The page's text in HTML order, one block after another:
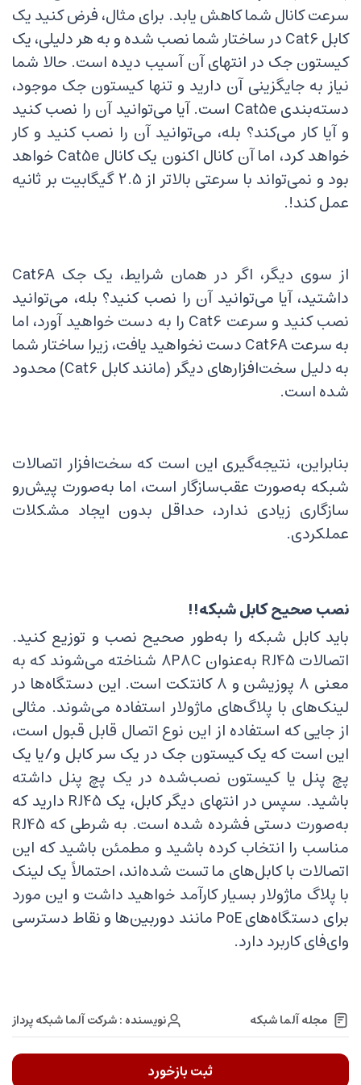
سرعت کانال شما کاهش یابد. برای مثال، فرض کنید یک
کابل Cat6 در ساختار شما نصب شده و به هر دلیلی، یک
کیستون جک در انتهای آن آسیب دیده است. حالا شما
نیاز به جایگزینی آن دارید و تنها کیستون جک موجود،
دسته‌بندی Cat5e است. آیا می‌توانید آن را نصب کنید
و آیا کار می‌کند؟ بله، می‌توانید آن را نصب کنید و کار
خواهد کرد، اما آن کانال اکنون یک کانال Cat5e خواهد
بود و نمی‌تواند با سرعتی بالاتر از 2.5 گیگابیت بر ثانیه
عمل کند!.
از سوی دیگر، اگر در همان شرایط، یک جک Cat6A
داشتید، آیا می‌توانید آن را نصب کنید؟ بله، می‌توانید
نصب کنید و سرعت Cat6 را به دست خواهید آورد، اما
به سرعت Cat6A دست نخواهید یافت، زیرا ساختار شما
به دلیل سخت‌افزارهای دیگر (مانند کابل Cat6) محدود
شده است.
بنابراین، نتیجه‌گیری این است که سخت‌افزار اتصالات
شبکه به‌صورت عقب‌سازگار است، اما به‌صورت پیش‌رو
سازگاری زیادی ندارد، حداقل بدون ایجاد مشکلات
عملکردی.
نصب صحیح کابل شبکه!!
باید کابل شبکه را به‌طور صحیح نصب و توزیع کنید.
اتصالات RJ45 به‌عنوان 8P8C شناخته می‌شوند که به
معنی 8 پوزیشن و 8 کانتکت است. این دستگاه‌ها در
لینک‌های با پلاگ‌های ماژولار استفاده می‌شوند. مثالی
از جایی که استفاده از این نوع اتصال قابل قبول است،
این است که یک کیستون جک در یک سر کابل و/یا یک
پچ پنل یا کیستون نصب‌شده در یک پچ پنل داشته
باشید. سپس در انتهای دیگر کابل، یک RJ45 دارید که
به‌صورت دستی فشرده شده است. به شرطی که RJ45
مناسب را انتخاب کرده باشید و مطمئن باشید که این
اتصالات با کابل‌های ما تست شده‌اند، احتمالاً یک لینک
با پلاگ ماژولار بسیار کارآمد خواهید داشت و این مورد
برای دستگاه‌های PoE مانند دوربین‌ها و نقاط دسترسی
وای‌فای کاربرد دارد.
مجله آلما شبکه نویسنده : شرکت آلما شبکه پرداز
ثبت بازخورد